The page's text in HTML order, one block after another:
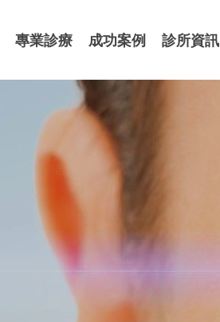
專業診療 成功案例 診所資訊